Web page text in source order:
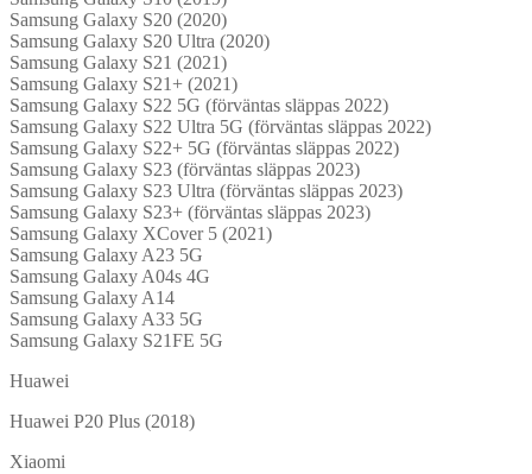
Samsung Galaxy S20 (2020)
Samsung Galaxy S20 Ultra (2020)
Samsung Galaxy S21 (2021)
Samsung Galaxy S21+ (2021)
Samsung Galaxy S22 5G (förväntas släppas 2022)
Samsung Galaxy S22 Ultra 5G (förväntas släppas 2022)
Samsung Galaxy S22+ 5G (förväntas släppas 2022)
Samsung Galaxy S23 (förväntas släppas 2023)
Samsung Galaxy S23 Ultra (förväntas släppas 2023)
Samsung Galaxy S23+ (förväntas släppas 2023)
Samsung Galaxy XCover 5 (2021)
Samsung Galaxy A23 5G
Samsung Galaxy A04s 4G
Samsung Galaxy A14
Samsung Galaxy A33 5G
Samsung Galaxy S21FE 5G
Huawei
Huawei P20 Plus (2018)
Xiaomi